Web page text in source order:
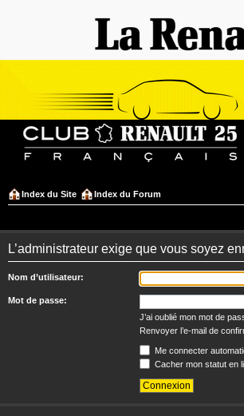
Index du Site Index du Forum
L’administrateur exige que vous soyez
Nom d’utilisateur:
Mot de passe:
J’ai oublié mon mot de
Renvoyer l’e-mail de
Me connecter
Cacher mon statut en